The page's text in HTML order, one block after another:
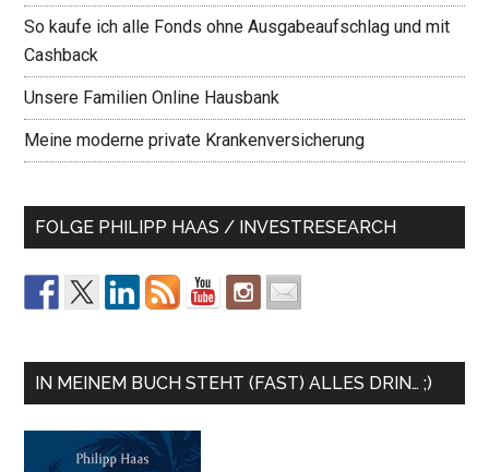
So kaufe ich alle Fonds ohne Ausgabeaufschlag und mit
Cashback
Unsere Familien Online Hausbank
Meine moderne private Krankenversicherung
FOLGE PHILIPP HAAS / INVESTRESEARCH
IN MEINEM BUCH STEHT (FAST) ALLES DRIN… ;)